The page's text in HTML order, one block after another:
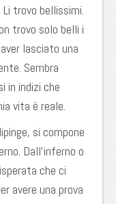
trovo bellissimi.
trovo solo belli i
lasciato una
Sembra
in indizi che
vita è reale.
si compone
Dall’inferno o
che ci
avere una prova